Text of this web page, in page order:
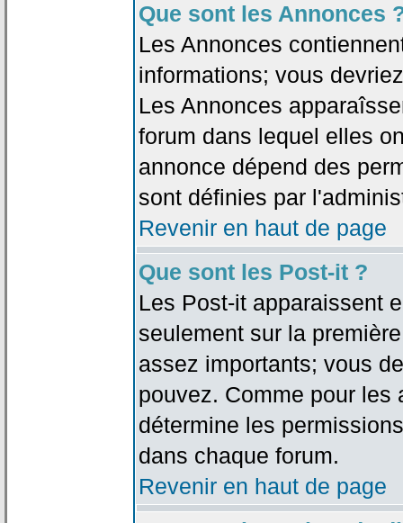
Que sont les Annonces
Les Annonces
informations; vous
Les Annonces
forum dans lequel elles
annonce dépend des
sont définies par
Revenir en haut de page
Que sont les Post-it ?
Les Post-it apparaissent
seulement sur la
assez importants; vous
pouvez. Comme pour les
détermine les
dans chaque forum.
Revenir en haut de page